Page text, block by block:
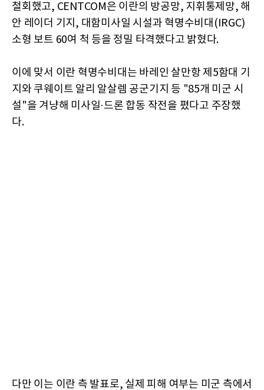
철회했고, CENTCOM은 이란의 방공망, 지휘통제망, 해
안 레이더 기지, 대함미사일 시설과 혁명수비대(IRGC)
소형 보트 60여 척 등을 정밀 타격했다고 밝혔다.
이에 맞서 이란 혁명수비대는 바레인 살만항 제5함대 기
지와 쿠웨이트 알리 알살렘 공군기지 등 "85개 미군 시
설"을 겨냥해 미사일·드론 합동 작전을 폈다고 주장했
다.
다만 이는 이란 측 발표로, 실제 피해 여부는 미군 측에서